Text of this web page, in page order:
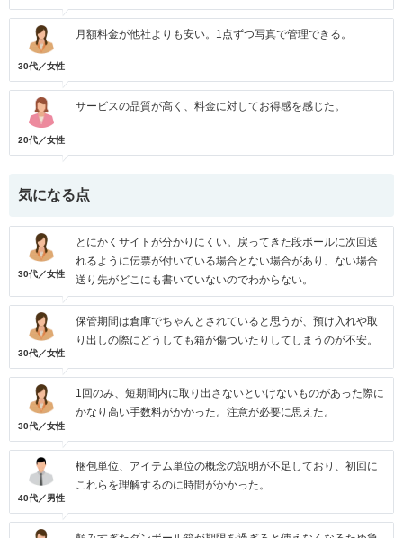
30代／女性
月額料金が他社よりも安い。1点ずつ写真で管理できる。
20代／女性
サービスの品質が高く、料金に対してお得感を感じた。
気になる点
30代／女性
とにかくサイトが分かりにくい。戻ってきた段ボールに次回送
れるように伝票が付いている場合とない場合があり、ない場合
送り先がどこにも書いていないのでわからない。
30代／女性
保管期間は倉庫でちゃんとされていると思うが、預け入れや取
り出しの際にどうしても箱が傷ついたりしてしまうのが不安。
30代／女性
1回のみ、短期間内に取り出さないといけないものがあった際に
かなり高い手数料がかかった。注意が必要に思えた。
40代／男性
梱包単位、アイテム単位の概念の説明が不足しており、初回に
これらを理解するのに時間がかかった。